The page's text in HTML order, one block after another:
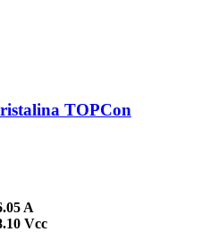
TOPCon
A
Vcc